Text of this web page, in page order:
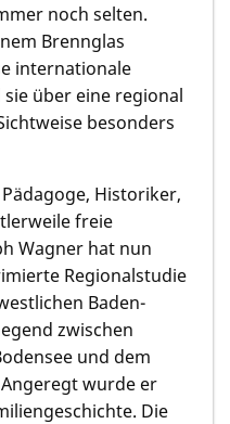
noch selten.
Brennglas
internationale
über eine regional
besonders
Historiker,
freie
Wagner hat nun
Regionalstudie
Baden-
zwischen
und dem
wurde er
Die